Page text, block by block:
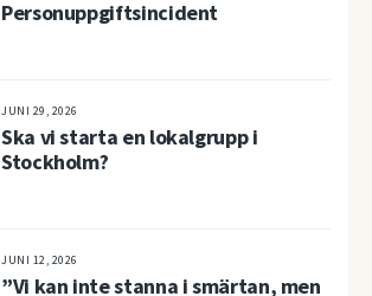
Personuppgiftsincident
JUNI 29, 2026
Ska vi starta en lokalgrupp i
Stockholm?
JUNI 12, 2026
”Vi kan inte stanna i smärtan, men